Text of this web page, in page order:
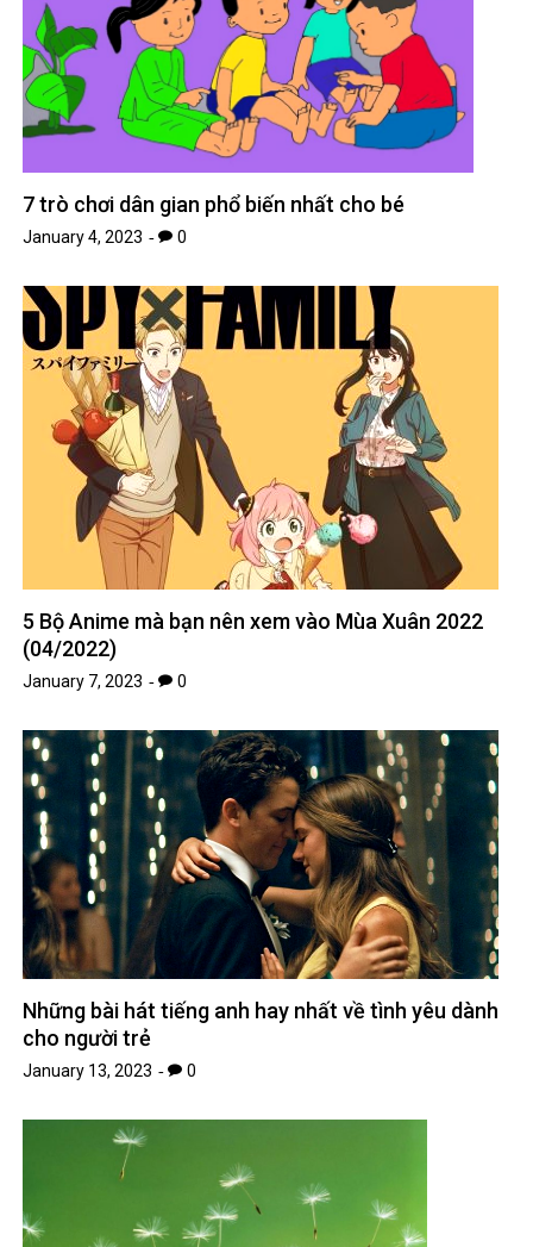
7 trò chơi dân gian phổ biến nhất cho bé
January 4, 2023 0
5 Bộ Anime mà bạn nên xem vào Mùa Xuân 2022
(04/2022)
January 7, 2023 0
Những bài hát tiếng anh hay nhất về tình yêu dành
cho người trẻ
January 13, 2023 0